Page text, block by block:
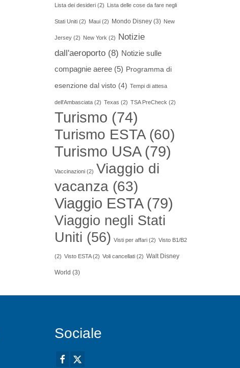
Lista dei desideri(2) Lista delle cose da fare negli
Stati Uniti(2) Maui(2) Mondo Disney(3) New
Jersey(2) New York (2) Notizie
dall'aeroporto(8) Notizie sulle
compagnie aeree(5) Programma di
esenzione dal visto(4) Tempi di attesa
dell'Ambasciata(2) Texas (2) TSA PreCheck (2)
Turismo (74)
Turismo ESTA(60)
Turismo USA(79)
Vaccinazioni(2) Viaggio di
vacanza(63)
Viaggio ESTA(79)
Viaggio negli Stati
Uniti (56) Visti per affari(2) Visto B1/B2
(2) Visto ESTA(2) Voli cancellati(2) Walt Disney
World (3)
Sociale